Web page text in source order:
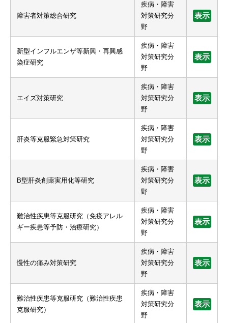
障害者対策総合研究
疾病・障害
対策研究分
野
表示
新型インフルエンザ等新興・再興感
染症研究
疾病・障害
対策研究分
野
表示
エイズ対策研究
疾病・障害
対策研究分
野
表示
肝炎等克服緊急対策研究
疾病・障害
対策研究分
野
表示
B型肝炎創薬実用化等研究
疾病・障害
対策研究分
野
表示
難治性疾患等克服研究（免疫アレル
ギー疾患等予防・治療研究）
疾病・障害
対策研究分
野
表示
慢性の痛み対策研究
疾病・障害
対策研究分
野
表示
難治性疾患等克服研究（難治性疾患
克服研究）
疾病・障害
対策研究分
野
表示